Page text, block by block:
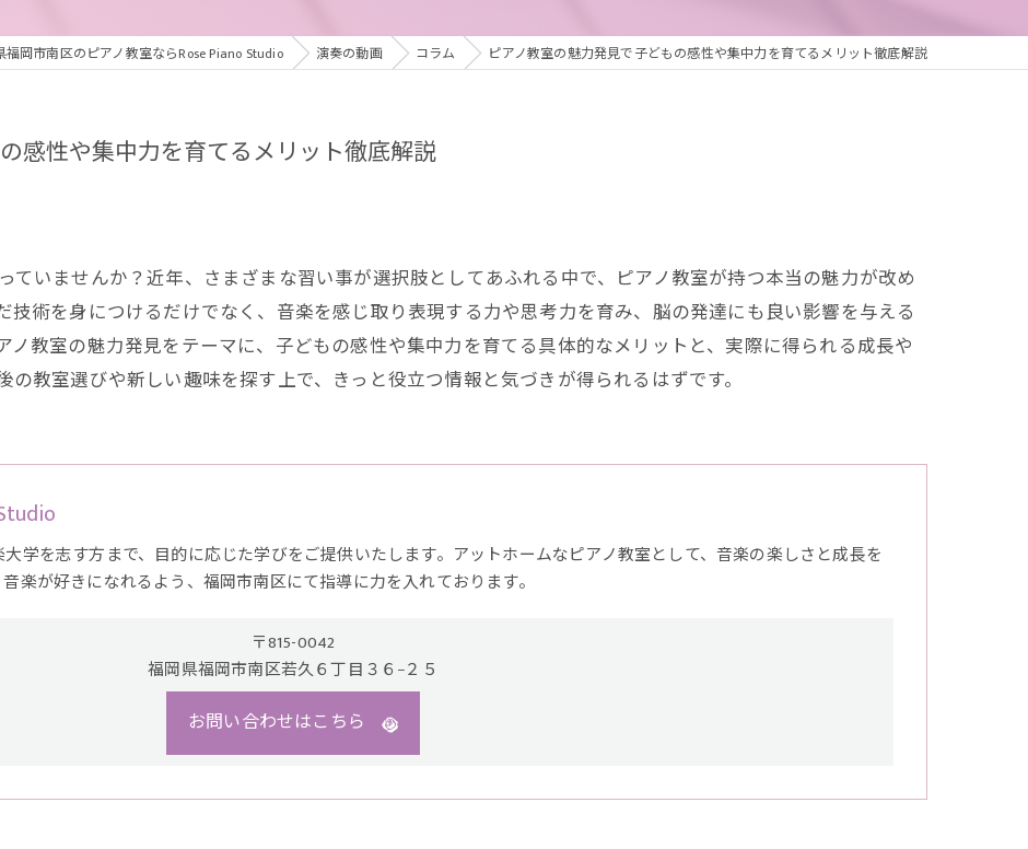
福岡市南区のピアノ教室ならRose Piano Studio 演奏の動画 コラム ピアノ教室の魅力発見で子どもの感性や集中力を育てるメリット徹底解説
感性や集中力を育てるメリット徹底解説
ていませんか？近年、さまざまな習い事が選択肢としてあふれる中で、ピアノ教室が持つ本当の魅力が改め
技術を身につけるだけでなく、音楽を感じ取り表現する力や思考力を育み、脳の発達にも良い影響を与える
ノ教室の魅力発見をテーマに、子どもの感性や集中力を育てる具体的なメリットと、実際に得られる成長や
教室選びや新しい趣味を探す上で、きっと役立つ情報と気づきが得られるはずです。
学を志す方まで、目的に応じた学びをご提供いたします。アットホームなピアノ教室として、音楽の楽しさと成長を
楽が好きになれるよう、福岡市南区にて指導に力を入れております。
〒815-0042
福岡県福岡市南区若久６丁目３６−２５
お問い合わせはこちら